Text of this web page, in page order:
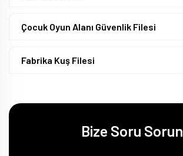
Çocuk Oyun Alanı Güvenlik Filesi
Fabrika Kuş Filesi
Bize Soru Sorun